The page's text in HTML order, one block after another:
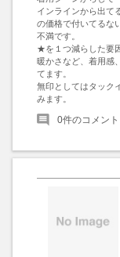
インラインから出て
の価格で付いてるな
不満です。
★を１つ減らした要
暖かさなど、着用感
てます。
無印としてはタック
みます。
0件のコメント